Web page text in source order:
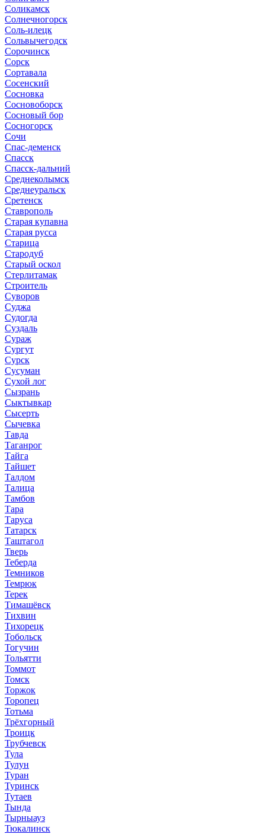
Соликамск
Солнечногорск
Соль-илецк
Сольвычегодск
Сорочинск
Сорск
Сортавала
Сосенский
Сосновка
Сосновоборск
Сосновый бор
Сосногорск
Сочи
Спас-деменск
Спасск
Спасск-дальний
Среднеколымск
Среднеуральск
Сретенск
Ставрополь
Старая купавна
Старая русса
Старица
Стародуб
Старый оскол
Стерлитамак
Строитель
Суворов
Суджа
Судогда
Суздаль
Сураж
Сургут
Сурск
Сусуман
Сухой лог
Сызрань
Сыктывкар
Сысерть
Сычевка
Тавда
Таганрог
Тайга
Тайшет
Талдом
Талица
Тамбов
Тара
Таруса
Татарск
Таштагол
Тверь
Теберда
Темников
Темрюк
Терек
Тимашёвск
Тихвин
Тихорецк
Тобольск
Тогучин
Тольятти
Томмот
Томск
Торжок
Торопец
Тотьма
Трёхгорный
Троицк
Трубчевск
Тула
Тулун
Туран
Туринск
Тутаев
Тында
Тырныауз
Тюкалинск